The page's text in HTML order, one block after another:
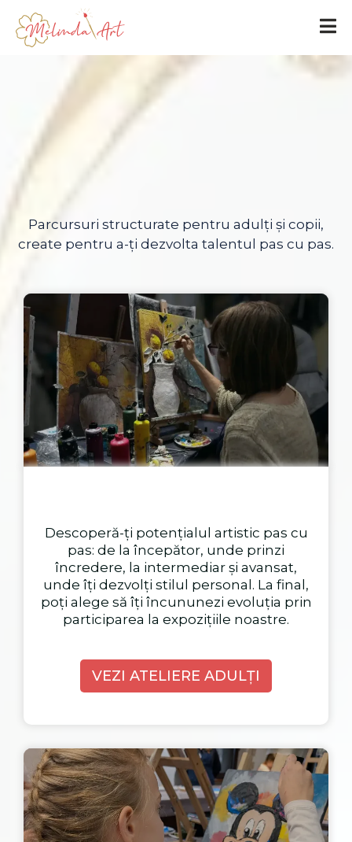
ATELIERE EVOLUȚIE ARTISTICĂ
Parcursuri structurate pentru adulți și copii,
create pentru a-ți dezvolta talentul pas cu pas.
Descoperă-ți potențialul artistic pas cu
pas: de la începător, unde prinzi
încredere, la intermediar și avansat,
unde îți dezvolți stilul personal. La final,
poți alege să îți încununezi evoluția prin
participarea la expozițiile noastre.
VEZI ATELIERE ADULȚI